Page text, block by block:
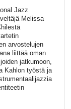
Jazz
Melissa
arvostelujen
liittää oman
jatkumoon,
Kahlon työstä ja